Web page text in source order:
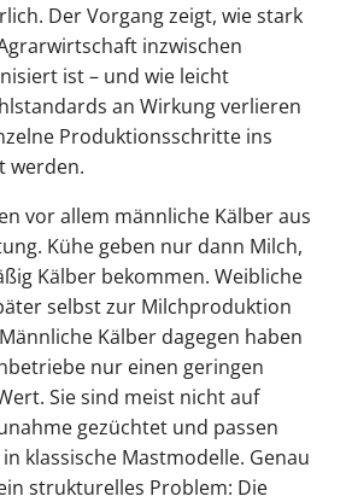
Der Vorgang zeigt, wie stark
inzwischen
ist – und wie leicht
an Wirkung verlieren
Produktionsschritte ins
werden.
vor allem männliche Kälber aus
Kühe geben nur dann Milch,
Kälber bekommen. Weibliche
selbst zur Milchproduktion
Kälber dagegen haben
nur einen geringen
Sie sind meist nicht auf
gezüchtet und passen
klassische Mastmodelle. Genau
strukturelles Problem: Die